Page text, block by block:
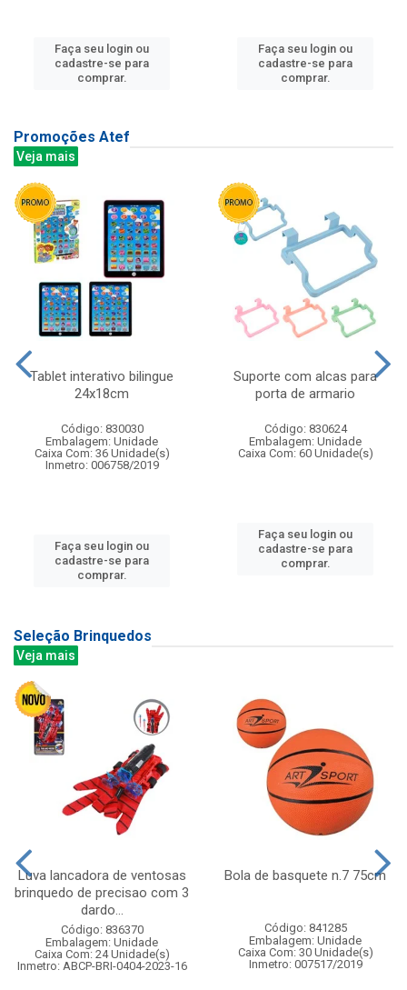
Faça seu login ou
cadastre-se para
comprar.
Faça seu login ou
cadastre-se para
comprar.
Promoções Atef
Veja mais
Tablet interativo bilingue
24x18cm
Código: 830030
Embalagem: Unidade
Caixa Com: 36 Unidade(s)
Inmetro: 006758/2019
Faça seu login ou
cadastre-se para
comprar.
Suporte com alcas para
porta de armario
Código: 830624
Embalagem: Unidade
Caixa Com: 60 Unidade(s)
Faça seu login ou
cadastre-se para
comprar.
Seleção Brinquedos
Veja mais
Luva lancadora de ventosas
brinquedo de precisao com 3
dardo...
Código: 836370
Embalagem: Unidade
Caixa Com: 24 Unidade(s)
Inmetro: ABCP-BRI-0404-2023-16
Bola de basquete n.7 75cm
Código: 841285
Embalagem: Unidade
Caixa Com: 30 Unidade(s)
Inmetro: 007517/2019